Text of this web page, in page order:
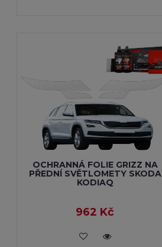
OCHRANNÁ FOLIE GRIZZ NA
PŘEDNÍ SVĚTLOMETY SKODA
KODIAQ
962 Kč
VLOŽIT DO KOŠÍKU